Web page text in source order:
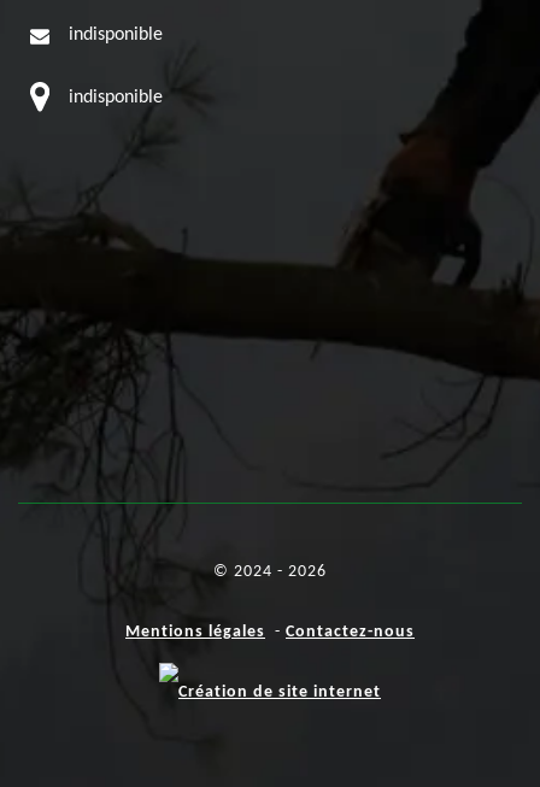
indisponible
indisponible
© 2024 - 2026
Mentions légales - Contactez-nous